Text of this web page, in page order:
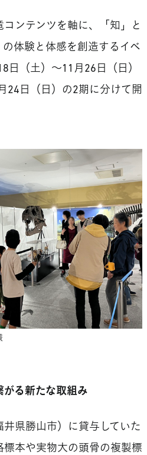
ンテンツを軸に、「知」と
の体験と体感を創造するイベ
日（土）～11月26日（日）
24日（日）の2期に分けて開
る新たな取組み
県勝山市）に貸与していた
本や実物大の頭骨の複製標